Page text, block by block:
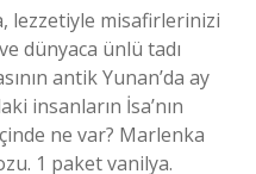
lezzetiyle misafirlerinizi
dünyaca ünlü tadı
antik Yunan’da ay
insanların İsa’nın
ne var? Marlenka
1 paket vanilya.